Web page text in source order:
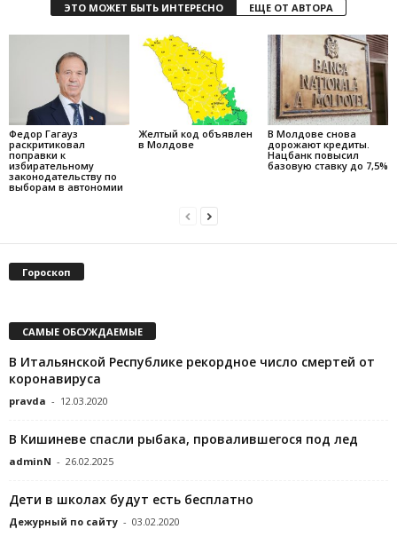
ЭТО МОЖЕТ БЫТЬ ИНТЕРЕСНО ЕЩЕ ОТ АВТОРА
Федор Гагауз
раскритиковал
поправки к
избирательному
законодательству по
выборам в автономии
Желтый код объявлен
в Молдове
В Молдове снова
дорожают кредиты.
Нацбанк повысил
базовую ставку до 7,5%
Гороскоп
САМЫЕ ОБСУЖДАЕМЫЕ
В Итальянской Республике рекордное число смертей от
коронавируса
pravda - 12.03.2020
В Кишиневе спасли рыбака, провалившегося под лед
adminN - 26.02.2025
Дети в школах будут есть бесплатно
Дежурный по сайту - 03.02.2020